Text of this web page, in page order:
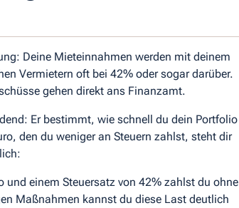
Deine Mieteinnahmen werden mit deinem
Vermietern oft bei 42% oder sogar darüber.
gehen direkt ans Finanzamt.
Er bestimmt, wie schnell du dein Portfolio
den du weniger an Steuern zahlst, steht dir
einem Steuersatz von 42% zahlst du ohne
Maßnahmen kannst du diese Last deutlich